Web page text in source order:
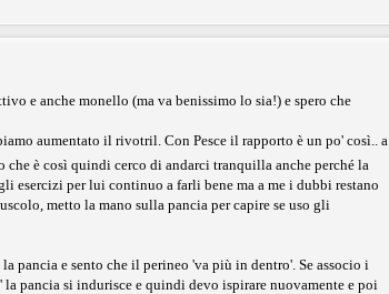
e anche monello (ma va benissimo lo sia!) e spero che
aumentato il rivotril. Con Pesce il rapporto è un po' così.. a
che è così quindi cerco di andarci tranquilla anche perché la
esercizi per lui continuo a farli bene ma a me i dubbi restano
metto la mano sulla pancia per capire se uso gli
pancia e sento che il perineo 'va più in dentro'. Se associo i
pancia si indurisce e quindi devo ispirare nuovamente e poi